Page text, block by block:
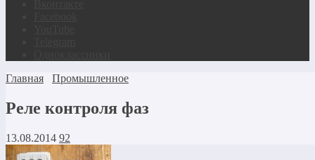
Главная
Промышленное
Реле контроля фаз
13.08.2014 92